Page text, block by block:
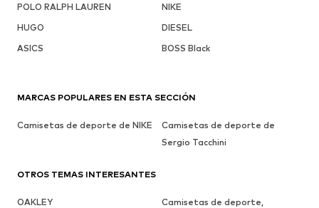
POLO RALPH LAUREN
NIKE
HUGO
DIESEL
ASICS
BOSS Black
MARCAS POPULARES EN ESTA SECCIÓN
Camisetas de deporte de NIKE
Camisetas de deporte de
Sergio Tacchini
OTROS TEMAS INTERESANTES
OAKLEY
Camisetas de deporte,